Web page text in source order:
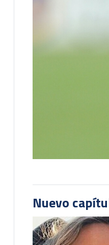
Nuevo